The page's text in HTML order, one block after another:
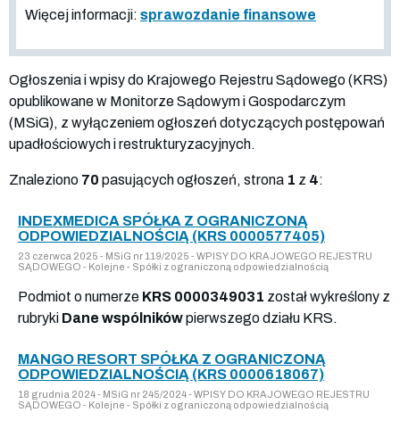
Więcej informacji: sprawozdanie finansowe
Ogłoszenia i wpisy do Krajowego Rejestru Sądowego (KRS)
opublikowane w Monitorze Sądowym i Gospodarczym
(MSiG), z wyłączeniem ogłoszeń dotyczących postępowań
upadłościowych i restrukturyzacyjnych.
Znaleziono 70 pasujących ogłoszeń, strona 1 z 4:
INDEXMEDICA SPÓŁKA Z OGRANICZONĄ
ODPOWIEDZIALNOŚCIĄ (KRS 0000577405)
23 czerwca 2025 - MSiG nr 119/2025 - WPISY DO KRAJOWEGO REJESTRU
SĄDOWEGO - Kolejne - Spółki z ograniczoną odpowiedzialnością
Podmiot o numerze KRS 0000349031 został wykreślony z
rubryki Dane wspólnikówpierwszego działu KRS.
MANGO RESORT SPÓŁKA Z OGRANICZONĄ
ODPOWIEDZIALNOŚCIĄ (KRS 0000618067)
18 grudnia 2024 - MSiG nr 245/2024 - WPISY DO KRAJOWEGO REJESTRU
SĄDOWEGO - Kolejne - Spółki z ograniczoną odpowiedzialnością